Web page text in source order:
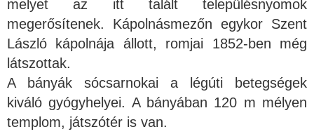
melyet az itt talált településnyomok
megerősítenek. Kápolnásmezőn egykor Szent
László kápolnája állott, romjai 1852-ben még
látszottak.
A bányák sócsarnokai a légúti betegségek
kiváló gyógyhelyei. A bányában 120 m mélyen
templom, játszótér is van.